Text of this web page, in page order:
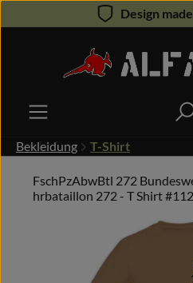
Zum Hauptinhalt springen
Design
Bekleidung T-Shirt
FschPzAbwBtl 272
hrbataillon 272 - T Shirt
Bildergalerie überspringen